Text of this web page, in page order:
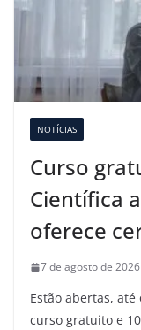
NOTÍCIAS
Curso
Científica
oferece
7 de agosto de 2026
Estão abertas,
curso gratuito e